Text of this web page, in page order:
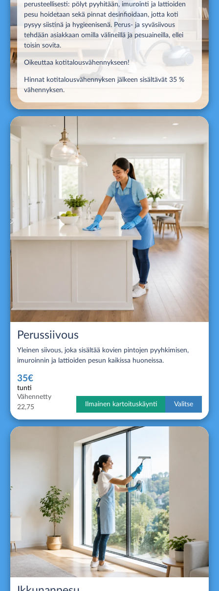
perusteellisesti: pölyt pyyhitään, imurointi ja lattioiden
pesu hoidetaan sekä pinnat desinfioidaan, jotta koti
pysyy siistinä ja hygieenisenä. Perus- ja syväsiivous
tehdään asiakkaan omilla välineillä ja pesuaineilla, ellei
toisin sovita.
Oikeuttaa kotitalousvähennykseen!
Hinnat kotitalousvähennyksen jälkeen sisältävät 35 %
vähennyksen.
Perussiivous
Yleinen siivous, joka sisältää kovien pintojen pyyhkimisen,
imuroinnin ja lattioiden pesun kaikissa huoneissa.
35€
tunti
Vähennetty
22,75
Ilmainen kartoituskäynti Valitse